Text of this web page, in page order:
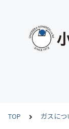
TOP ガスにつ